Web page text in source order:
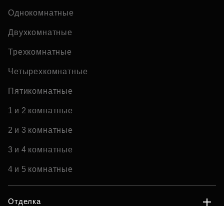
Однокомнатные
Двухкомнатные
Трехкомнатные
Четырехкомнатные
Пятикомнатные
1 и 2 комнатные
2 и 3 комнатные
3 и 4 комнатные
4 и 5 комнатные
Отделка